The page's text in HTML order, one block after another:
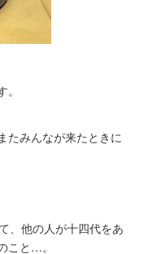
たみんなが来たときに
、他の人が十四代をあ
こと…。